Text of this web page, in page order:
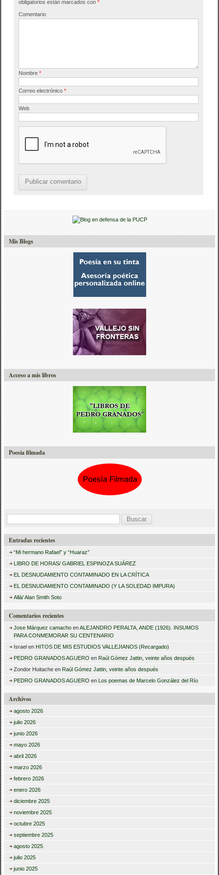
o
obligatorios están marcados con*
Comentario
Nombre*
Correo electrónico*
Web
Mis Blogs
Acceso a mis libros
Poesía filmada
s
r
Entradas recientes
“Mi hermano Rafael” y “Huaraz”
LIBRO DE HORAS/ GABRIEL ESPINOZA SUÁREZ
EL DESNUDAMIENTO CONTAMINADO EN LA CRÍTICA
EL DESNUDAMIENTO CONTAMINADO (Y LA SOLEDAD IMPURA)
Allá/ Alan Smith Soto
Comentarios recientes
Jose Márquez camacho enALEJANDRO PERALTA, ANDE (1926). INSUMOS
PARA CONMEMORAR SU CENTENARIO
Israel en HITOS DE MIS ESTUDIOS VALLEJIANOS (Recargado)
PEDRO GRANADOS AGUERO en Raúl Gómez Jattin, veinte años después
Zondor Huitache en Raúl Gómez Jattin, veinte años después
PEDRO GRANADOS AGUERO en Los poemas de Marcelo González del Río
Archivos
agosto 2026
julio 2026
junio 2026
mayo 2026
abril 2026
marzo 2026
febrero 2026
enero 2026
diciembre 2025
noviembre 2025
octubre 2025
septiembre 2025
agosto 2025
julio 2025
junio 2025